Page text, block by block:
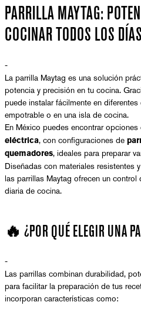
PARRILLA MAYTAG:
COCINAR TODOS LOS DÍAS
-
La parrilla Maytag es una solución
potencia y precisión en tu cocina.
puede instalar fácilmente en
empotrable o en una isla de cocina.
En México puedes encontrar opciones
eléctrica, con configuraciones de
quemadores, ideales para preparar
Diseñadas con materiales resistentes
las parrillas Maytag ofrecen un
diaria de cocina.
🔥 ¿POR QUÉ ELEGIR UNA
-
Las parrillas combinan durabilidad,
para facilitar la preparación de tus
incorporan características como: